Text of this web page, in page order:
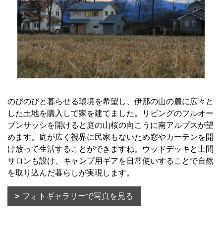
のびのびと暮らせる環境を希望し、伊那の山の麓に広々と
した土地を購入して家を建てました。リビングのフルオー
プンサッシを開けると庭の山桜の向こうに南アルプスが望
めます。庭が広く視界に民家もないため窓やカーテンを開
け放って生活することができますね。ウッドデッキと土間
サロンも設け、キャンプ用ギアを日常使いすることで自然
を取り込んだ暮らしが実現します。
フォトギャラリーで写真を見る